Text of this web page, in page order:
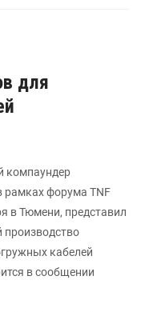
для
компаундер
форума TNF
в Тюмени, представил
производство
кабелей
в сообщении